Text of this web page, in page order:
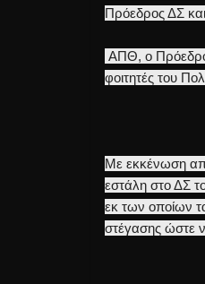
Πρόεδρος ΔΣ
ΑΠΘ, ο
φοιτητές του
Με εκκένωση
εστάλη στο ΔΣ
εκ των οποίων
στέγασης ώστε